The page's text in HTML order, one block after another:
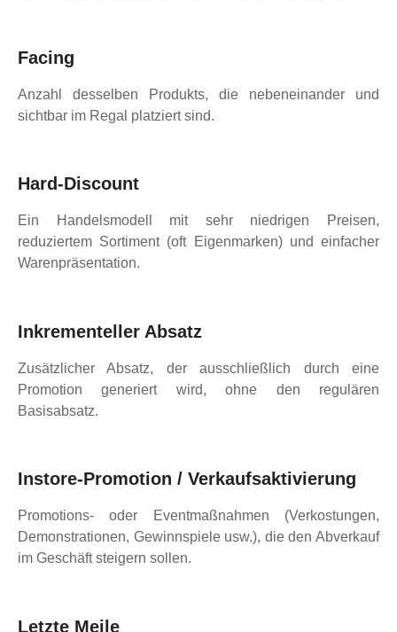
Facing
Anzahl desselben Produkts, die nebeneinander und
sichtbar im Regal platziert sind.
Hard-Discount
Ein Handelsmodell mit sehr niedrigen Preisen,
reduziertem Sortiment (oft Eigenmarken) und einfacher
Warenpräsentation.
Inkrementeller Absatz
Zusätzlicher Absatz, der ausschließlich durch eine
Promotion generiert wird, ohne den regulären
Basisabsatz.
Instore-Promotion / Verkaufsaktivierung
Promotions- oder Eventmaßnahmen (Verkostungen,
Demonstrationen, Gewinnspiele usw.), die den Abverkauf
im Geschäft steigern sollen.
Letzte Meile